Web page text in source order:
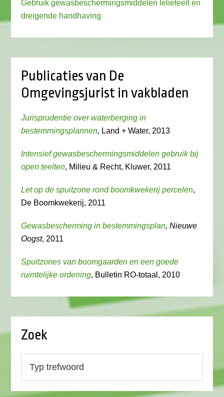
Gebruik gewasbeschermingsmiddelen lelieteelt en
dreigende handhaving
Publicaties van De
Omgevingsjurist in vakbladen
Jurisprudentie over waterberging in
bestemmingsplannen, Land + Water, 2013
Intensief gewasbeschermingsmiddelen gebruik bij
open teelten, Milieu & Recht, Kluwer, 2011
Let op de spuitzone rond boomkwekerij percelen,
De Boomkwekerij, 2011
Gewasbescherming in bestemmingsplan, Nieuwe
Oogst, 2011
Spuitzones van boomgaarden en een goede
ruimtelijke ordening, Bulletin RO-totaal, 2010
Zoek